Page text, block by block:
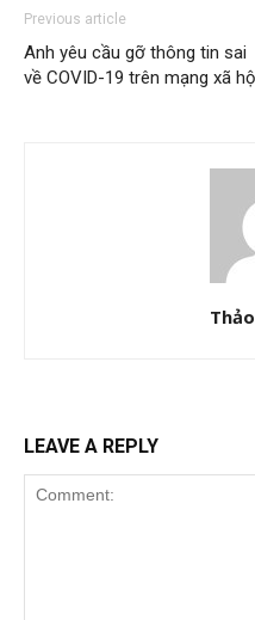
Previous article
Anh yêu cầu gỡ thông tin sai
về COVID-19 trên mạng xã
LEAVE A REPLY